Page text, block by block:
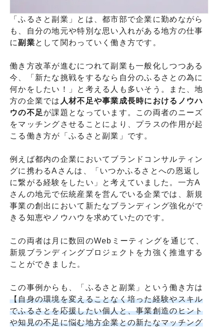
「ふるさと副業」とは、都市部で企業に勤めながら
も、自分の地元や特別な思い入れがある地方の仕事
に副業として関わっていく働き方です。
働き方改革が進むにつれて副業も一般化しつつある
今、「新たな挑戦をするなら自分のふるさとの為に
何かをしたい！」と考える人も多いそう。また、地
方の企業では 人材不足や事業成長時におけるノウハ
ウの不足が課題となっています。この両者のニーズ
をマッチングさせることにより、プラスの作用が起
こる働き方が「ふるさと副業」です。
例えば都内の企業においてブランドコンサルティン
グに携わるAさんは、「いつかふるさとへの恩返し
に繋がる経験をしたい」と考えていました。一方A
さんの地元で伝統産業を営んでいる企業では、新規
事業の創出において新たなブランディング強化がで
きる知恵やノウハウを求めていたのです。
この両者は月に数回のWebミーティングを通じて、
新規ブランディングプロジェクトを力強く推進する
ことができました。
この事例からも、「ふるさと副業」という働き方は
【自身の環境を変えることなく培った経験やスキル
でふるさとを応援したい個人と、事業創造のヒント
や知見の不足に悩む地方企業との新たなマッチング